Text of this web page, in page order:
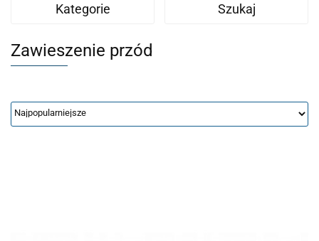
Kategorie Szukaj
Zawieszenie przód